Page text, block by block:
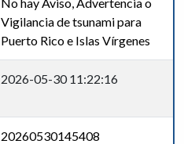
Vigilancia de tsunami para
Puerto Rico e Islas Vírgenes
2026-05-30 11:22:16
20260530145408